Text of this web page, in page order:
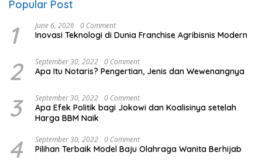
Popular Post
1 June 6, 2026 0 Comment
Inovasi Teknologi di Dunia Franchise Agribisnis Modern
2 September 30, 2022 0 Comment
Apa Itu Notaris? Pengertian, Jenis dan Wewenangnya
3 September 30, 2022 0 Comment
Apa Efek Politik bagi Jokowi dan Koalisinya setelah
Harga BBM Naik
4 September 30, 2022 0 Comment
Pilihan Terbaik Model Baju Olahraga Wanita Berhijab